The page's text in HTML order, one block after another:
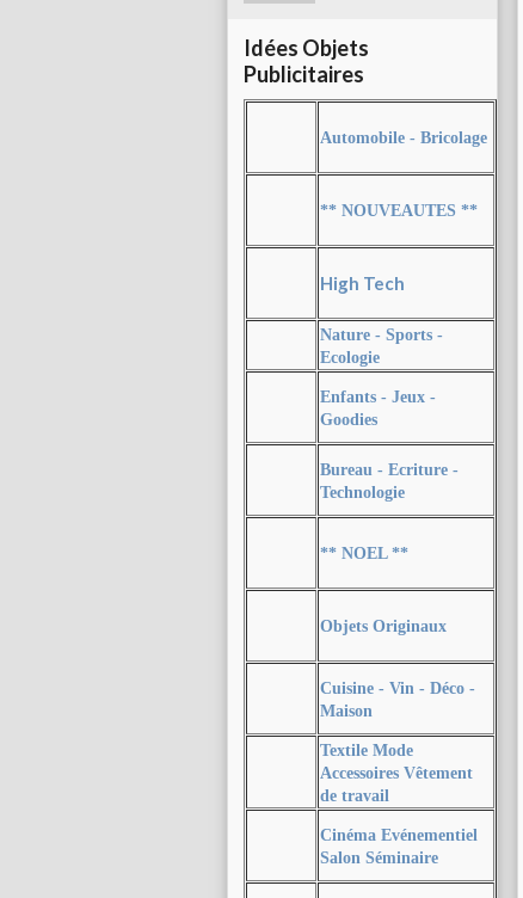
Idées Objets
Publicitaires
Automobile - Bricolage
** NOUVEAUTES **
High Tech
Nature - Sports -
Ecologie
Enfants - Jeux -
Goodies
Bureau - Ecriture -
Technologie
** NOEL **
Objets Originaux
Cuisine - Vin - Déco -
Maison
Textile Mode
Accessoires Vêtement
de travail
Cinéma Evénementiel
Salon Séminaire